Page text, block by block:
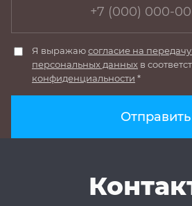
Я выражаюсогласие на
персональных данных в
конфиденциальности *
Отправить